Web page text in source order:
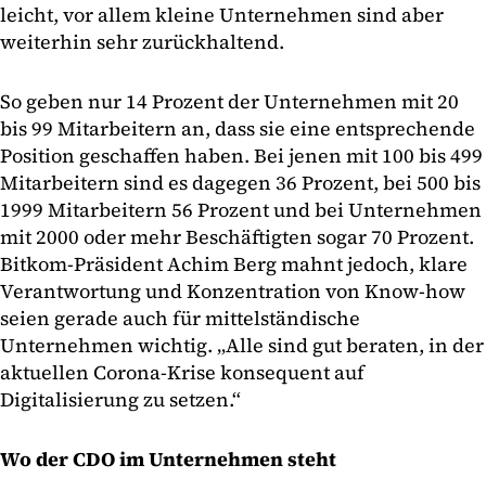
leicht, vor allem kleine Unternehmen sind aber
weiterhin sehr zurückhaltend.
So geben nur 14 Prozent der Unternehmen mit 20
bis 99 Mitarbeitern an, dass sie eine entsprechende
Position geschaffen haben. Bei jenen mit 100 bis 499
Mitarbeitern sind es dagegen 36 Prozent, bei 500 bis
1999 Mitarbeitern 56 Prozent und bei Unternehmen
mit 2000 oder mehr Beschäftigten sogar 70 Prozent.
Bitkom-Präsident Achim Berg mahnt jedoch, klare
Verantwortung und Konzentration von Know-how
seien gerade auch für mittelständische
Unternehmen wichtig. „Alle sind gut beraten, in der
aktuellen Corona-Krise konsequent auf
Digitalisierung zu setzen.“
Wo der CDO im Unternehmen steht